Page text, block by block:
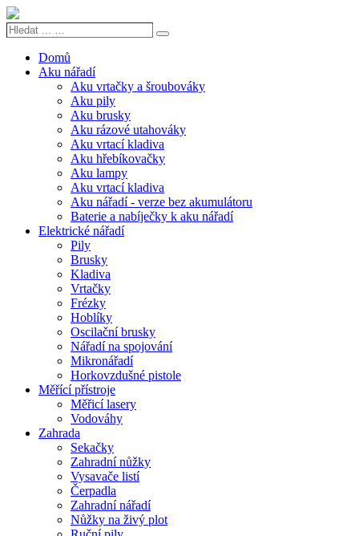
Hledat
Search
Domů
Aku nářadí
Aku vrtačky a šroubováky
Aku pily
Aku brusky
Aku rázové utahováky
Aku vrtací kladiva
Aku hřebíkovačky
Aku lampy
Aku vrtací kladiva
Aku nářadí - verze bez akumulátoru
Baterie a nabíječky k aku nářadí
Elektrické nářadí
Pily
Brusky
Kladiva
Vrtačky
Frézky
Hoblíky
Oscilační brusky
Nářadí na spojování
Mikronářadí
Horkovzdušné pistole
Měřící přístroje
Měřicí lasery
Vodováhy
Zahrada
Sekačky
Zahradní nůžky
Vysavače listí
Čerpadla
Zahradní nářadí
Nůžky na živý plot